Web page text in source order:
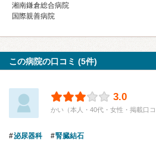
湘南鎌倉総合病院
国際親善病院
この病院の口コミ (5件)
3.0
かい（本人・40代・女性・掲載口コ
泌尿器科 腎臓結石